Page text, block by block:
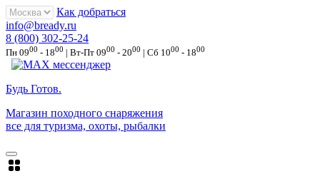
Как добраться
info@bready.ru
8 (800) 302-25-24
Пн 0900 - 1800 | Вт-Пт 0900 - 2000 | Сб 1000 - 1800
Будь Готов.
Магазин походного снаряжения
все для туризма, охоты, рыбалки